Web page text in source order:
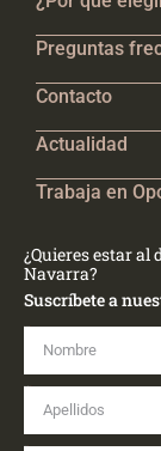
Preguntas
Contacto
Actualidad
Trabaja en
¿Quieres estar al
Navarra?
Suscríbete a